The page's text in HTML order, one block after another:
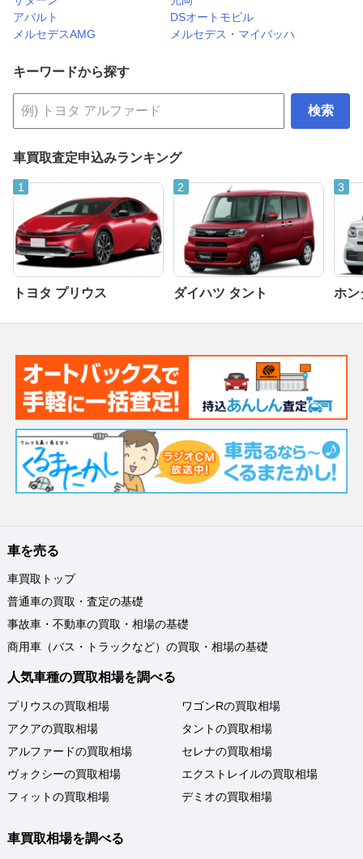
アバルト
DSオートモビル
メルセデスAMG
メルセデス・マイバッハ
キーワードから探す
検索
車買取査定申込みランキング
トヨタ プリウス ダイハツ タント ホン
車を売る
車買取トップ
普通車の買取・査定の基礎
事故車・不動車の買取・相場の基礎
商用車（バス・トラックなど）の買取・相場の基礎
人気車種の買取相場を調べる
プリウスの買取相場
アクアの買取相場
アルファードの買取相場
ヴォクシーの買取相場
フィットの買取相場
ワゴンRの買取相場
タントの買取相場
セレナの買取相場
エクストレイルの買取相場
デミオの買取相場
車買取相場を調べる